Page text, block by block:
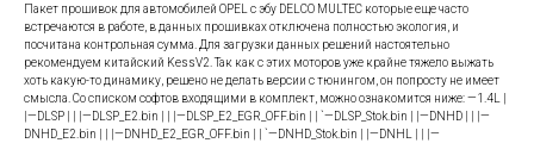
Пакет прошивок для автомобилей OPEL с эбу DELCO MULTEC которые еще часто
встречаются в работе, в данных прошивках отключена полностью экология, и
посчитана контрольная сумма. Для загрузки данных решений настоятельно
рекомендуем китайский KessV2. Так как с этих моторов уже крайне тяжело выжать
хоть какую-то динамику, решено не делать версии с тюнингом, он попросту не имеет
смысла. Со списком софтов входящими в комплект, можно ознакомится ниже: —1.4L |
|—DLSP | | |—DLSP_E2.bin | | |—DLSP_E2_EGR_OFF.bin | | `—DLSP_Stok.bin | |—DNHD | | |—
DNHD_E2.bin | | |—DNHD_E2_EGR_OFF.bin | | `—DNHD_Stok.bin | |—DNHL | | |—